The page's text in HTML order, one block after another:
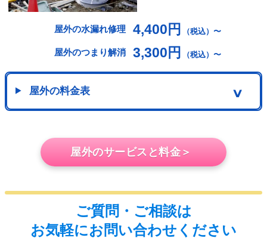
屋外の水漏れ修理 4,400円 （税込）〜
屋外のつまり解消 3,300円 （税込）〜
屋外の料金表 ∨
屋外のサービスと料金＞
ご質問・ご相談は
お気軽にお問い合わせください